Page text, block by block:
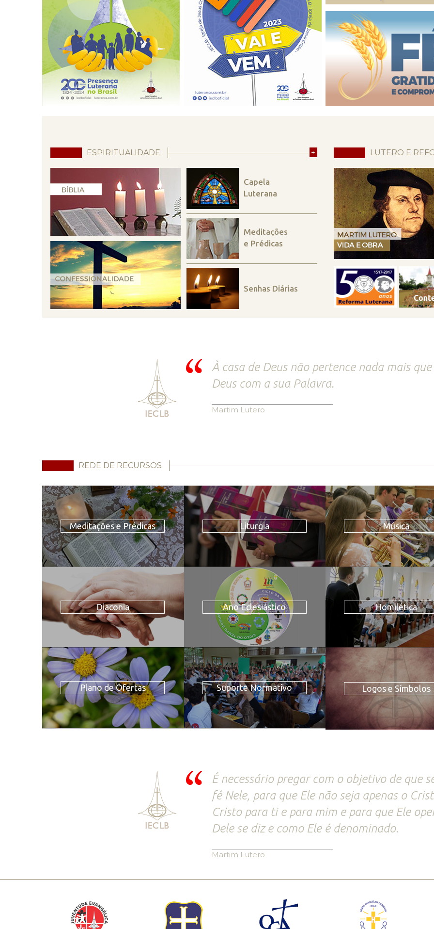
ESPIRITUALIDADE +
Capela
Luterana
Meditações
e Prédicas
Senhas Diárias
LUTERO E
À casa de Deus não pertence nada mais
Deus com a sua Palavra.
Martim Lutero
REDE DE RECURSOS
Meditações e Prédicas Liturgia Música
Diaconia Ano Eclesiástico Homilética
Plano de Ofertas Suporte Normativo Logos e Símbolos
É necessário pregar com o objetivo de que
fé Nele, para que Ele não seja apenas o
Cristo para ti e para mim e para que Ele
Dele se diz e como Ele é denominado.
Martim Lutero